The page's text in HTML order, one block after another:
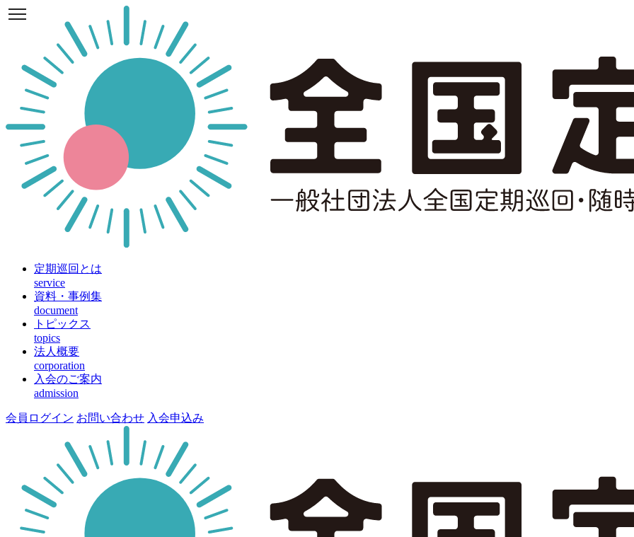
定期巡回とは
service
資料・事例集
document
トピックス
topics
法人概要
corporation
入会のご案内
admission
会員ログイン お問い合わせ 入会申込み